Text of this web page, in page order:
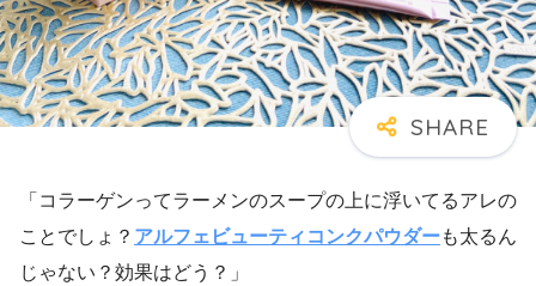
「コラーゲンってラーメンのスープの上に浮いてるアレの
ことでしょ？ アルフェビューティコンクパウダーも太るん
じゃない？効果はどう？」